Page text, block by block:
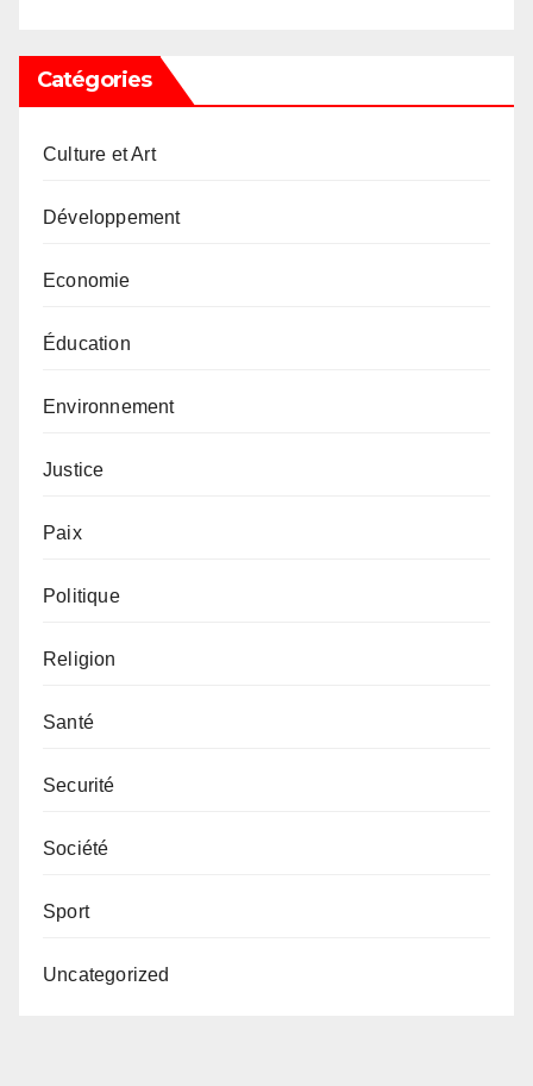
Catégories
Culture et Art
Développement
Economie
Éducation
Environnement
Justice
Paix
Politique
Religion
Santé
Securité
Société
Sport
Uncategorized